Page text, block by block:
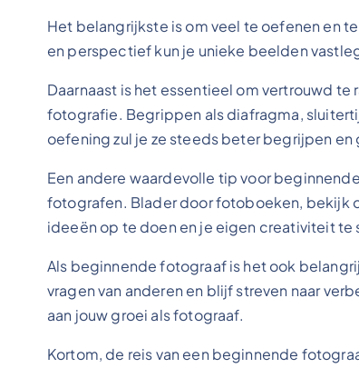
Het belangrijkste is om veel te oefenen en
en perspectief kun je unieke beelden
Daarnaast is het essentieel om vertrouwd
fotografie. Begrippen als diafragma,
oefening zul je ze steeds beter begrijpen
Een andere waardevolle tip voor
fotografen. Blader door fotoboeken, bekijk
ideeën op te doen en je eigen creativiteit te
Als beginnende fotograaf is het ook
vragen van anderen en blijf streven naar
aan jouw groei als fotograaf.
Kortom, de reis van een beginnende